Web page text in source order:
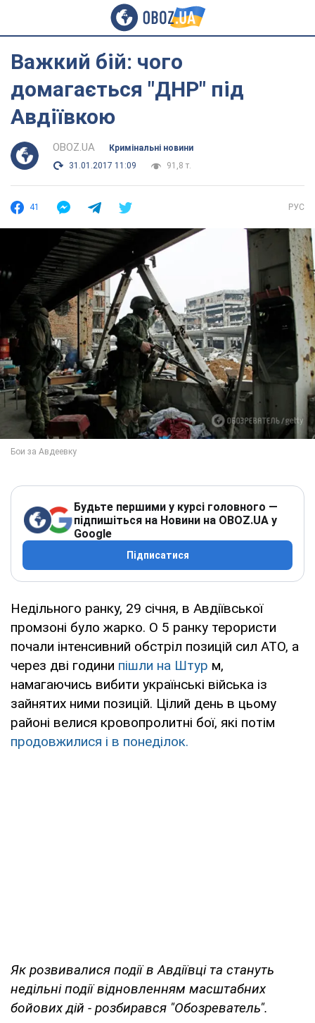
Важкий бій: чого
домагається "ДНР" під
Авдіївкою
OBOZ.UA
Кримінальні новини
31.01.2017 11:09
91,8 т.
41 РУС
Будьте першими у курсі головного —
підпишіться на Новини на OBOZ.UA у
Google
Підписатися
Недільного ранку, 29 січня, в Авдіївської
промзоні було жарко. О 5 ранку терористи
почали інтенсивний обстріл позицій сил АТО, а
через дві години пішли на Штур м,
намагаючись вибити українські війська із
зайнятих ними позицій. Цілий день в цьому
районі велися кровопролитні бої, які потім
продовжилися і в понеділок.
Як розвивалися події в Авдіївці та стануть
недільні події відновленням масштабних
бойових дій - розбирався "Обозреватель".